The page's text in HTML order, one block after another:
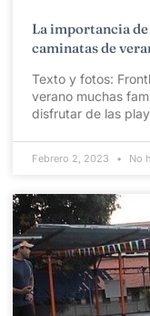
La importancia
caminatas de
Texto y fotos:
verano muchas
disfrutar de las
Febrero 2, 2023 No